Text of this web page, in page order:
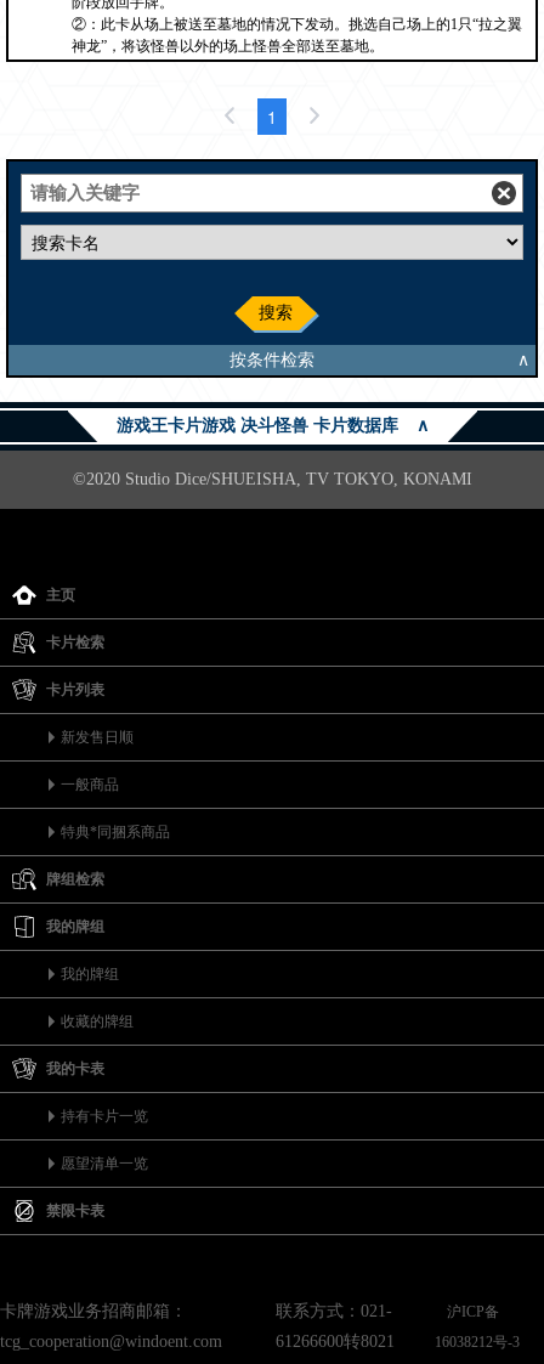
②：此卡从场上被送至墓地的情况下发动。挑选自己场上的1只“拉之翼
神龙”，将该怪兽以外的场上怪兽全部送至墓地。
1
搜索
按条件检索 ∧
游戏王卡片游戏 决斗怪兽 卡片数据库 ∧
©2020 Studio Dice/SHUEISHA, TV TOKYO, KONAMI
主页
卡片检索
卡片列表
新发售日顺
一般商品
特典*同捆系商品
牌组检索
我的牌组
我的牌组
收藏的牌组
我的卡表
持有卡片一览
愿望清单一览
禁限卡表
卡牌游戏业务招商邮箱：
tcg_cooperation@windoent.com
联系方式：021-
61266600转8021
沪ICP备
16038212号-3